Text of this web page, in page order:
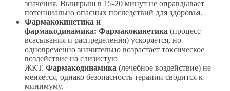
значения. Выигрыш в 15-20 минут не оправдывает
потенциально опасных последствий для здоровья.
Фармакокинетика и
фармакодинамика: Фармакокинетика (процесс
всасывания и распределения) ускоряется, но
одновременно значительно возрастает токсическое
воздействие на слизистую
ЖКТ. Фармакодинамика (лечебное воздействие) не
меняется, однако безопасность терапии сводится к
минимуму.